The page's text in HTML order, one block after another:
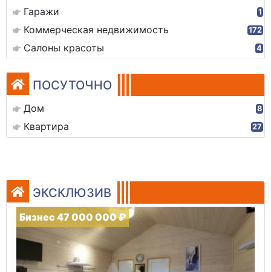
Гаражи 1
Коммерческая недвижимость 172
Салоны красоты 4
ПОСУТОЧНО
Дом 8
Квартира 27
ЭКСКЛЮЗИВ
Бизнес 47 000 000 ₽